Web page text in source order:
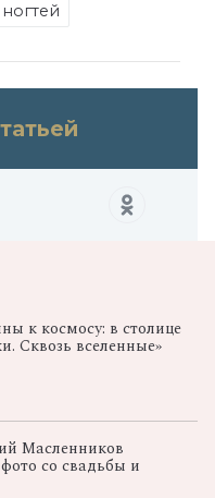
к космосу: в столице
Сквозь вселенные»
Масленников
со свадьбы и